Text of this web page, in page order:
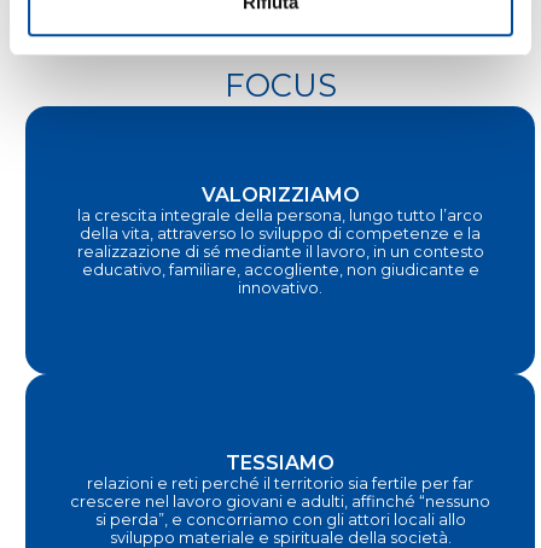
FOCUS
VALORIZZIAMO
la crescita integrale della persona, lungo tutto l’arco
della vita, attraverso lo sviluppo di competenze e la
realizzazione di sé mediante il lavoro, in un contesto
educativo, familiare, accogliente, non giudicante e
innovativo.
TESSIAMO
relazioni e reti perché il territorio sia fertile per far
crescere nel lavoro giovani e adulti, affinché “nessuno
si perda”, e concorriamo con gli attori locali allo
sviluppo materiale e spirituale della società.